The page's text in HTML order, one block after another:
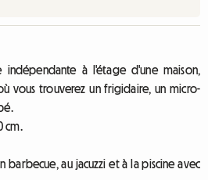
indépendante à l'étage d'une maison,
vous trouverez un frigidaire, un micro-
cm.
barbecue, au jacuzzi et à la piscine avec